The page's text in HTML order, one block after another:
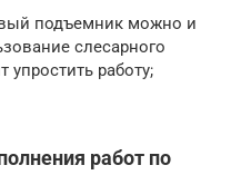
подъемник можно и
слесарного
упростить работу;
работ по